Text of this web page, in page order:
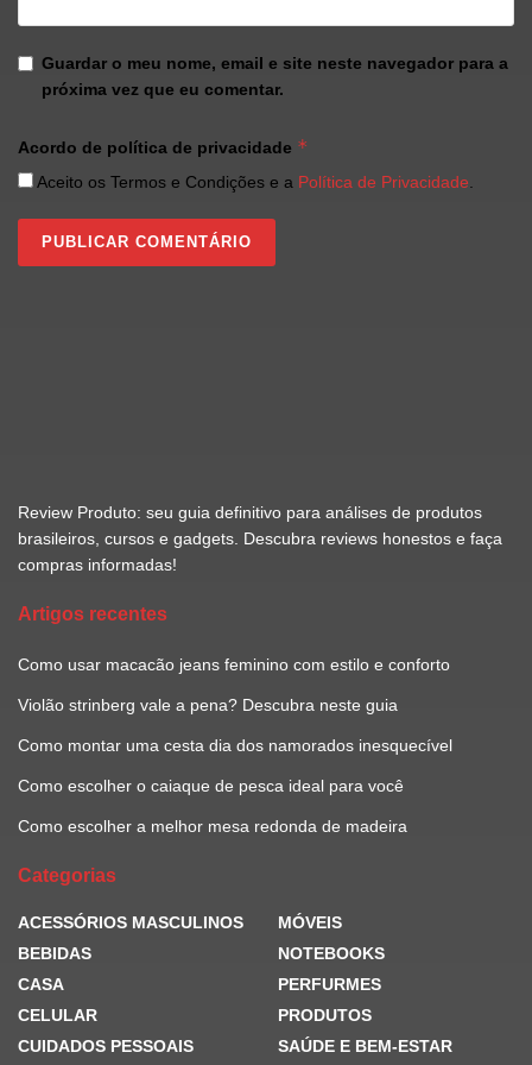
Guardar o meu nome, email e site neste navegador para a
próxima vez que eu comentar.
Acordo de política de privacidade *
Aceito os Termos e Condições e a Política de Privacidade
Review Produto: seu guia definitivo para análises de produtos
brasileiros, cursos e gadgets. Descubra reviews honestos e faça
compras informadas!
Artigos recentes
Como usar macacão jeans feminino com estilo e conforto
Violão strinberg vale a pena? Descubra neste guia
Como montar uma cesta dia dos namorados inesquecível
Como escolher o caiaque de pesca ideal para você
Como escolher a melhor mesa redonda de madeira
Categorias
ACESSÓRIOS MASCULINOS
BEBIDAS
CASA
CELULAR
CUIDADOS PESSOAIS
MÓVEIS
NOTEBOOKS
PERFURMES
PRODUTOS
SAÚDE E BEM-ESTAR